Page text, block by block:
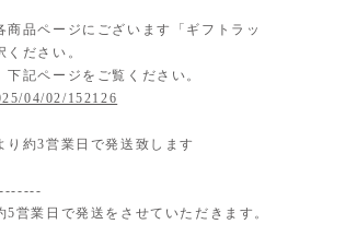
商品ページにございます「ギフトラッ
ださい。
記ページをご覧ください。
04/02/152126
約3営業日で発送致します
営業日で発送をさせていただきます。